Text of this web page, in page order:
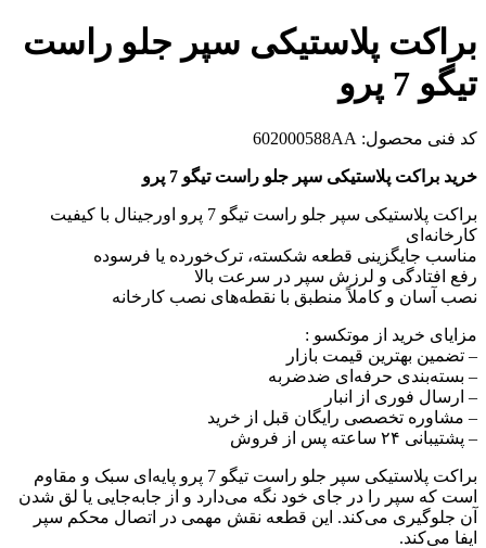
براکت پلاستیکی سپر جلو راست
تیگو 7 پرو
کد فنی محصول: 602000588AA
خرید براکت پلاستیکی سپر جلو راست تیگو 7 پرو
براکت پلاستیکی سپر جلو راست تیگو 7 پرو اورجینال با کیفیت
کارخانه‌ای
مناسب جایگزینی قطعه شکسته، ترک‌خورده یا فرسوده
رفع افتادگی و لرزش سپر در سرعت بالا
نصب آسان و کاملاً منطبق با نقطه‌های نصب کارخانه
مزایای خرید از موتکسو :
– تضمین بهترین قیمت بازار
– بسته‌بندی حرفه‌ای ضدضربه
– ارسال فوری از انبار
– مشاوره تخصصی رایگان قبل از خرید
– پشتیبانی ۲۴ ساعته پس از فروش
براکت پلاستیکی سپر جلو راست تیگو 7 پرو پایه‌ای سبک و مقاوم
است که سپر را در جای خود نگه می‌دارد و از جابه‌جایی یا لق شدن
آن جلوگیری می‌کند. این قطعه نقش مهمی در اتصال محکم سپر
ایفا می‌کند.